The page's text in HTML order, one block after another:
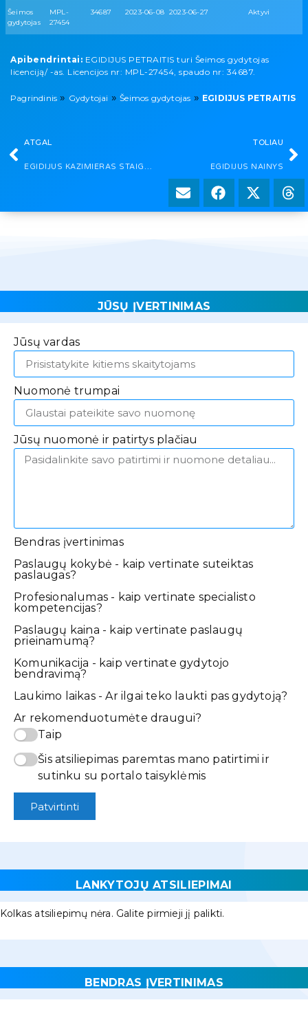
Šeimos
gydytojas
MPL-
27454
34687 2023-06-08 2023-06-27 Aktyvi
Apibendrintai: EGIDIJUS PETRAITIS turi Šeimos gydytojas
licenciją/ -as. Licencijos nr: MPL-27454, spaudo nr: 34687.
Pagrindinis » Gydytojai »Šeimos gydytojas » EGIDIJUS PETRAITIS
ATGAL
EGIDIJUS KAZIMIERAS STAIGYS
TOLIAU
EGIDIJUS NAINYS
JŪSŲ ĮVERTINIMAS
Jūsų vardas
Nuomonė trumpai
Jūsų nuomonė ir patirtys plačiau
Bendras įvertinimas
Paslaugų kokybė - kaip vertinate suteiktas
paslaugas?
Profesionalumas - kaip vertinate specialisto
kompetencijas?
Paslaugų kaina - kaip vertinate paslaugų
prieinamumą?
Komunikacija - kaip vertinate gydytojo
bendravimą?
Laukimo laikas - Ar ilgai teko laukti pas gydytoją?
Ar rekomenduotumėte draugui?
Taip
Šis atsiliepimas paremtas mano patirtimi ir
sutinku su portalo taisyklėmis
Patvirtinti
LANKYTOJŲ ATSILIEPIMAI
Kolkas atsiliepimų nėra. Galite pirmieji jį palikti.
BENDRAS ĮVERTINIMAS